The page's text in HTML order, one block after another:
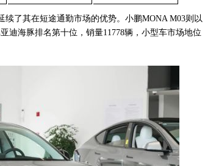
了其在短途通勤市场的优势。小鹏MONA M03则以
迪海豚排名第十位，销量11778辆，小型车市场地位